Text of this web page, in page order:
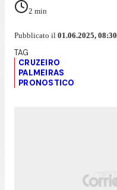
2 min
Pubblicato il 01.06.2025, 08:30
CRUZEIRO
PALMEIRAS
PRONOSTICO